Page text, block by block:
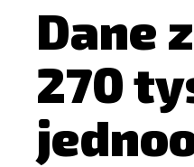
KONTAKT
Zapamiętaj mnie
SPOŁECZEŃSTWO
EDUKACJA
MEDIA
ZDROWIE I URODA
Dane
270